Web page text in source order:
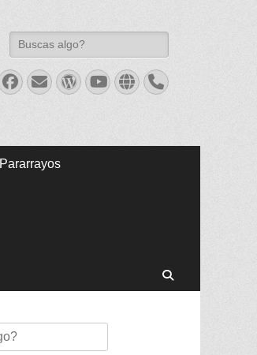
Buscar:
Facebook
Correo
electrónico
WordPress
Youtube
WebTeléfono
Pararrayos